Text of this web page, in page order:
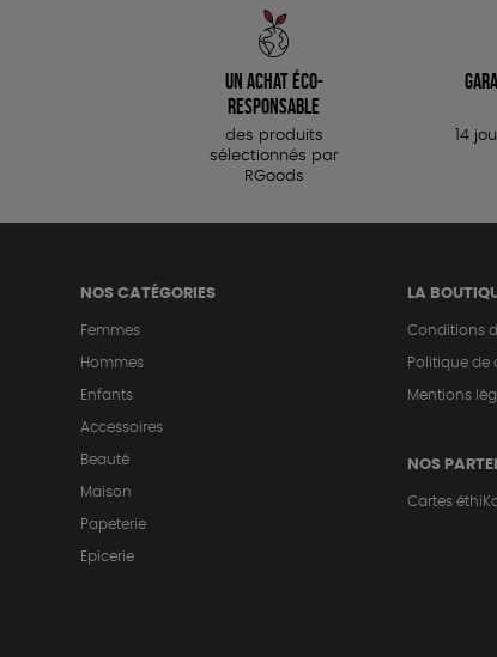
Un achat éco-
responsable
des produits
sélectionnés par
RGoods
14
NOS CATÉGORIES
Femmes
Hommes
Enfants
Accessoires
Beauté
Maison
Papeterie
Epicerie
LA
Conditions
Politique de
Mentions
NOS
Cartes